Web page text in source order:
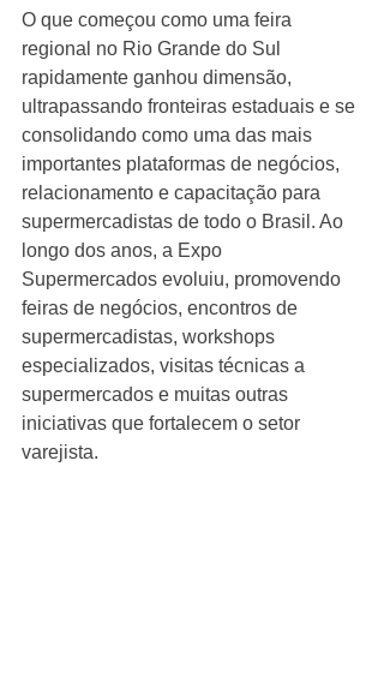
O que começou como uma feira
regional no Rio Grande do Sul
rapidamente ganhou dimensão,
ultrapassando fronteiras estaduais e se
consolidando como uma das mais
importantes plataformas de negócios,
relacionamento e capacitação para
supermercadistas de todo o Brasil. Ao
longo dos anos, a Expo
Supermercados evoluiu, promovendo
feiras de negócios, encontros de
supermercadistas, workshops
especializados, visitas técnicas a
supermercados e muitas outras
iniciativas que fortalecem o setor
varejista.